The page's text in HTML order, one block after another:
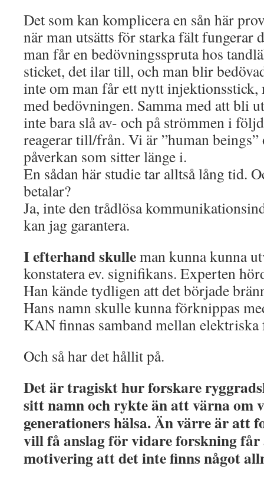
Det som kan komplicera en sån här
när man utsätts för starka fält fungerar
man får en bedövningsspruta hos
sticket, det ilar till, och man blir
inte om man får ett nytt injektionsstick,
med bedövningen. Samma med att bli
inte bara slå av- och på strömmen i
reagerar till/från. Vi är ”human
påverkan som sitter länge i.
En sådan här studie tar alltså lång tid.
betalar?
Ja, inte den trådlösa
kan jag garantera.
I efterhand skulleman kunna kunna
konstatera ev. signifikans. Experten
Han kände tydligen att det började
Hans namn skulle kunna förknippas
KAN finnas samband mellan elektriska
Och så har det hållit på.
Det är tragiskt hur forskare
sitt namn och rykte än att värna om
generationers hälsa. Än värre är att
vill få anslag för vidare forskning får
motivering att det inte finns något